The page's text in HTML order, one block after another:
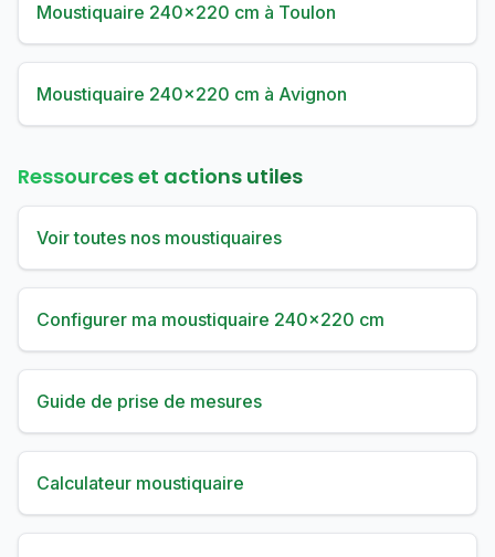
Moustiquaire 240×220 cm à Toulon
Moustiquaire 240×220 cm à Avignon
Ressources et actions utiles
Voir toutes nos moustiquaires
Configurer ma moustiquaire 240×220 cm
Guide de prise de mesures
Calculateur moustiquaire